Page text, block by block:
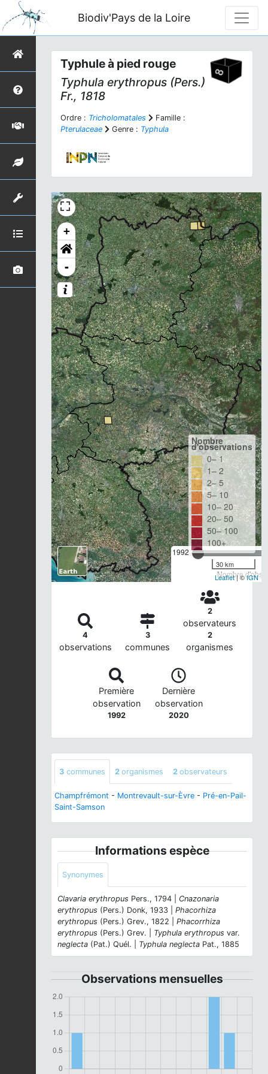
Biodiv'Pays de la Loire
Typhule à pied rouge
Typhula erythropus (Pers.)
Fr., 1818
Ordre : Tricholomatales
Famille :
Pterulaceae
Genre : Typhula
+
-
1992
Nombre
Nombre
d'observations
0– 1
1– 2
2– 5
5– 10
10– 20
20– 50
50– 100
100+
30 km
Leaflet| ©IGN
4
observations
3
communes
2
observateurs
2
organismes
Première
observation
1992
Dernière
observation
2020
3 communes 2 organismes 2 observateurs
Champfrémont - Montrevault-sur-Èvre - Pré-en-Pail-
Saint-Samson
Informations espèce
Synonymes
Clavaria erythropus Pers., 1794 | Cnazonaria
erythropus (Pers.) Donk, 1933 | Phacorhiza
erythropus (Pers.) Grev., 1822 | Phacorrhiza
erythropus (Pers.) Grev. | Typhula erythropus var.
neglecta (Pat.) Quél. | Typhula neglecta Pat., 1885
Observations mensuelles